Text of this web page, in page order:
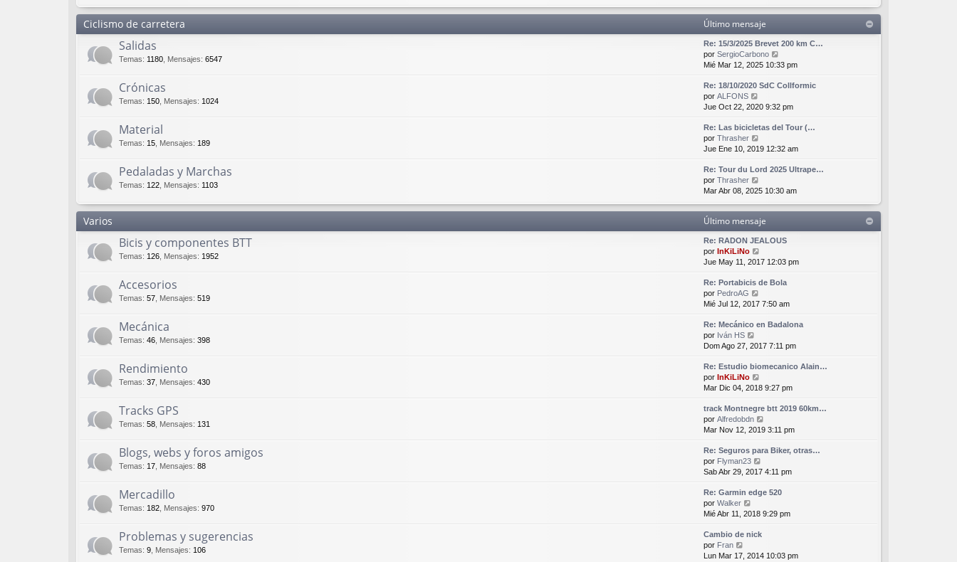
j
e
n
s
a
j
e
m
m
e
s
j
ú
l
t
i
m
o
m
e
n
s
j
e
Ciclismo de carretera Último mensaje
Salidas
Temas: 1180 Mensajes: 6547
Re: 15/3/2025 Brevet 200 km C…
por SergioCarbono
e
r
ú
t
i
m
m
e
n
a
j
e
Mié Mar 12, 2025 10:33 pm
Crónicas
Temas: 150 Mensajes: 1024
Re: 18/10/2020 SdC Collformic
por ALFONS
e
r
ú
t
i
m
m
n
s
a
j
e
Jue Oct 22, 2020 9:32 pm
Material
Temas: 15 Mensajes: 189
Re: Las bicicletas del Tour (…
por Thrasher
e
r
ú
t
m
o
m
e
s
j
Jue Ene 10, 2019 12:32 am
Pedaladas y Marchas
Temas: 122 Mensajes: 1103
Re: Tour du Lord 2025 Ultrape…
por Thrasher
e
ú
l
t
i
o
m
e
s
j
Mar Abr 08, 2025 10:30 am
Varios Último mensaje
Bicis y componentes BTT
Temas: 126 Mensajes: 1952
Re: RADON JEALOUS
por InKiLiNo
e
r
ú
t
i
m
m
e
n
a
j
e
Jue May 11, 2017 12:03 pm
Accesorios
Temas: 57 Mensajes: 519
Re: Portabicis de Bola
por PedroAG
e
r
ú
t
i
m
m
e
n
s
a
j
e
Mié Jul 12, 2017 7:50 am
Mecánica
Temas: 46 Mensajes: 398
Re: Mecánico en Badalona
por Iván HS
e
r
ú
l
t
i
m
o
m
e
n
s
a
j
e
Dom Ago 27, 2017 7:11 pm
Rendimiento
Temas: 37 Mensajes: 430
Re: Estudio biomecanico Alain…
por InKiLiNo
e
r
ú
l
t
i
m
o
m
e
n
a
j
e
Mar Dic 04, 2018 9:27 pm
Tracks GPS
Temas: 58 Mensajes: 131
track Montnegre btt 2019 60km…
por Alfredobdn
e
r
ú
t
i
m
m
e
a
Mar Nov 12, 2019 3:11 pm
Blogs, webs y foros amigos
Temas: 17 Mensajes: 88
Re: Seguros para Biker, otras…
por Flyman23
e
r
ú
t
i
m
m
Sab Abr 29, 2017 4:11 pm
Mercadillo
Temas: 182 Mensajes: 970
Re: Garmin edge 520
por Walker
e
r
ú
t
Mié Abr 11, 2018 9:29 pm
Problemas y sugerencias
Temas: 9 Mensajes: 106
Cambio de nick
por Fran
e
Lun Mar 17, 2014 10:03 pm